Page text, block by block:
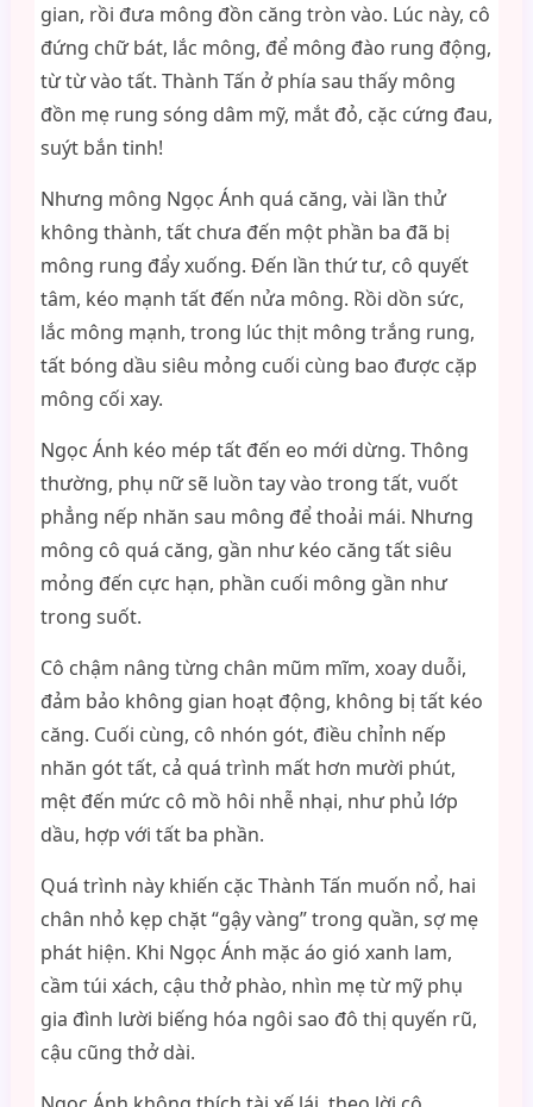
gian, rồi đưa mông đồn căng tròn vào. Lúc này, cô
đứng chữ bát, lắc mông, để mông đào rung động,
từ từ vào tất. Thành Tấn ở phía sau thấy mông
đồn mẹ rung sóng dâm mỹ, mắt đỏ, cặc cứng đau,
suýt bắn tinh!
Nhưng mông Ngọc Ánh quá căng, vài lần thử
không thành, tất chưa đến một phần ba đã bị
mông rung đẩy xuống. Đến lần thứ tư, cô quyết
tâm, kéo mạnh tất đến nửa mông. Rồi dồn sức,
lắc mông mạnh, trong lúc thịt mông trắng rung,
tất bóng dầu siêu mỏng cuối cùng bao được cặp
mông cối xay.
Ngọc Ánh kéo mép tất đến eo mới dừng. Thông
thường, phụ nữ sẽ luồn tay vào trong tất, vuốt
phẳng nếp nhăn sau mông để thoải mái. Nhưng
mông cô quá căng, gần như kéo căng tất siêu
mỏng đến cực hạn, phần cuối mông gần như
trong suốt.
Cô chậm nâng từng chân mũm mĩm, xoay duỗi,
đảm bảo không gian hoạt động, không bị tất kéo
căng. Cuối cùng, cô nhón gót, điều chỉnh nếp
nhăn gót tất, cả quá trình mất hơn mười phút,
mệt đến mức cô mồ hôi nhễ nhại, như phủ lớp
dầu, hợp với tất ba phần.
Quá trình này khiến cặc Thành Tấn muốn nổ, hai
chân nhỏ kẹp chặt “gậy vàng” trong quần, sợ mẹ
phát hiện. Khi Ngọc Ánh mặc áo gió xanh lam,
cầm túi xách, cậu thở phào, nhìn mẹ từ mỹ phụ
gia đình lười biếng hóa ngôi sao đô thị quyến rũ,
cậu cũng thở dài.